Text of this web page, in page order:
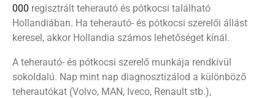
000 regisztrált teherautó és pótkocsi található
Hollandiában. Ha teherautó- és pótkocsi szerelői állást
keresel, akkor Hollandia számos lehetőséget kínál.
A teherautó- és pótkocsi szerelő munkája rendkívül
sokoldalú. Nap mint nap diagnosztizálod a különböző
teherautókat (Volvo, MAN, Iveco, Renault stb.),